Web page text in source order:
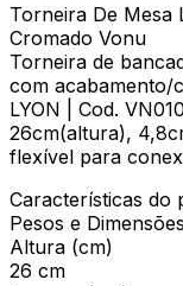
Torneira De Mesa
Cromado Vonu
Torneira de
com acabamento/
LYON | Cod.
26cm(altura),
flexível para
Características do
Pesos e Dimensões
Altura (cm)
26 cm